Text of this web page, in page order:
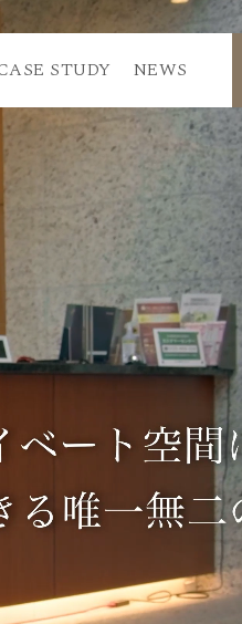
STUDY NEWS